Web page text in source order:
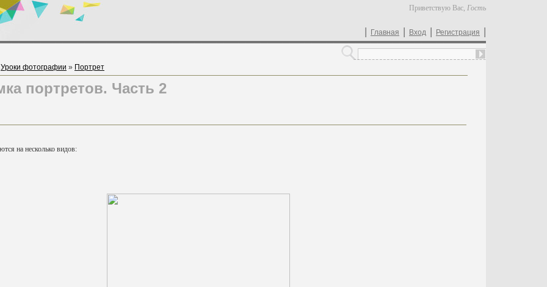
Приветствую Вас, Гость
| Главная | Вход | Регистрация |
Уроки фотографии » Портрет
портретов. Часть 2
на несколько видов: